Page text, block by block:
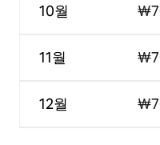
10월
11월
12월